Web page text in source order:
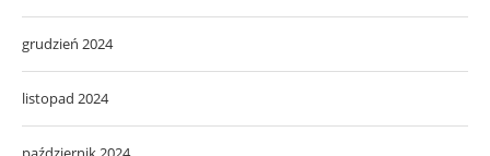
grudzień 2024
listopad 2024